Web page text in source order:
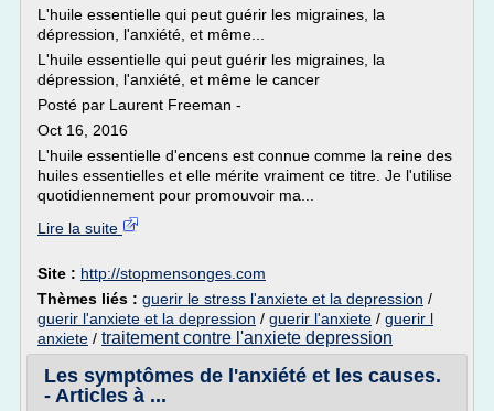
L'huile essentielle qui peut guérir les migraines, la
dépression, l'anxiété, et même...
L'huile essentielle qui peut guérir les migraines, la
dépression, l'anxiété, et même le cancer
Posté par Laurent Freeman -
Oct 16, 2016
L'huile essentielle d'encens est connue comme la reine des
huiles essentielles et elle mérite vraiment ce titre. Je l'utilise
quotidiennement pour promouvoir ma...
Lire la suite
Site : http://stopmensonges.com
Thèmes liés : guerir le stress l'anxiete et la depression /
guerir l'anxiete et la depression / guerir l'anxiete / guerir l
anxiete / traitement contre l'anxiete depression
Les symptômes de l'anxiété et les causes.
- Articles à ...